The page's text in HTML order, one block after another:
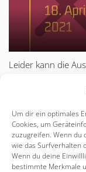
Um dir ein optimales
Cookies, um
zuzugreifen. Wenn du
wie das Surfverhalten
Wenn du deine
bestimmte Merkmale
Leider kann die
Die guten
Ausweichtermin